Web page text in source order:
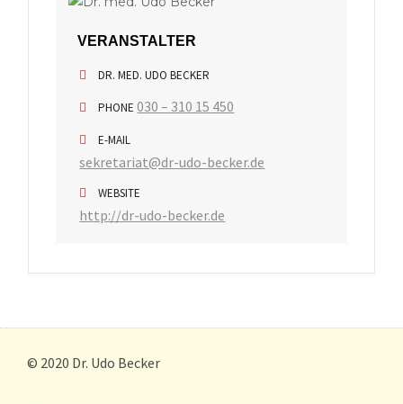
VERANSTALTER
DR. MED. UDO BECKER
PHONE 030 – 310 15 450
E-MAIL
sekretariat@dr-udo-becker.de
WEBSITE
http://dr-udo-becker.de
© 2020 Dr. Udo Becker